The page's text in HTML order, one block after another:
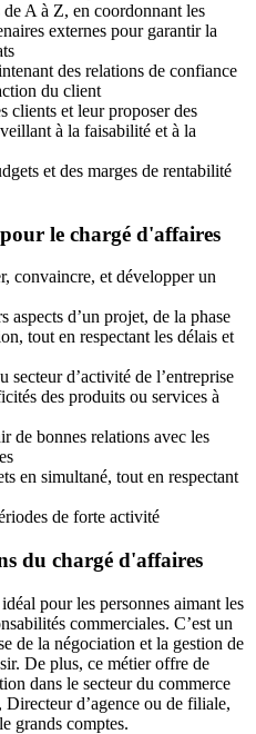
A à Z, en coordonnant les
externes pour garantir la
des relations de confiance
du client
clients et leur proposer des
à la faisabilité et à la
et des marges de rentabilité
pour le chargé d'affaires
convaincre, et développer un
aspects d’un projet, de la phase
tout en respectant les délais et
secteur d’activité de l’entreprise
des produits ou services à
de bonnes relations avec les
en simultané, tout en respectant
de forte activité
du chargé d'affaires
pour les personnes aimant les
commerciales. C’est un
de la négociation et la gestion de
De plus, ce métier offre de
dans le secteur du commerce
d’agence ou de filiale,
grands comptes.